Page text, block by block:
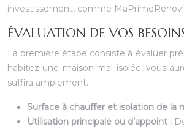
investissement, comme
ÉVALUATION DE VOS
La première étape consiste à évaluer
habitez une maison mal isolée, vous
suffira amplement.
Surface à chauffer et isolation de la
Utilisation principale ou d’appoint :